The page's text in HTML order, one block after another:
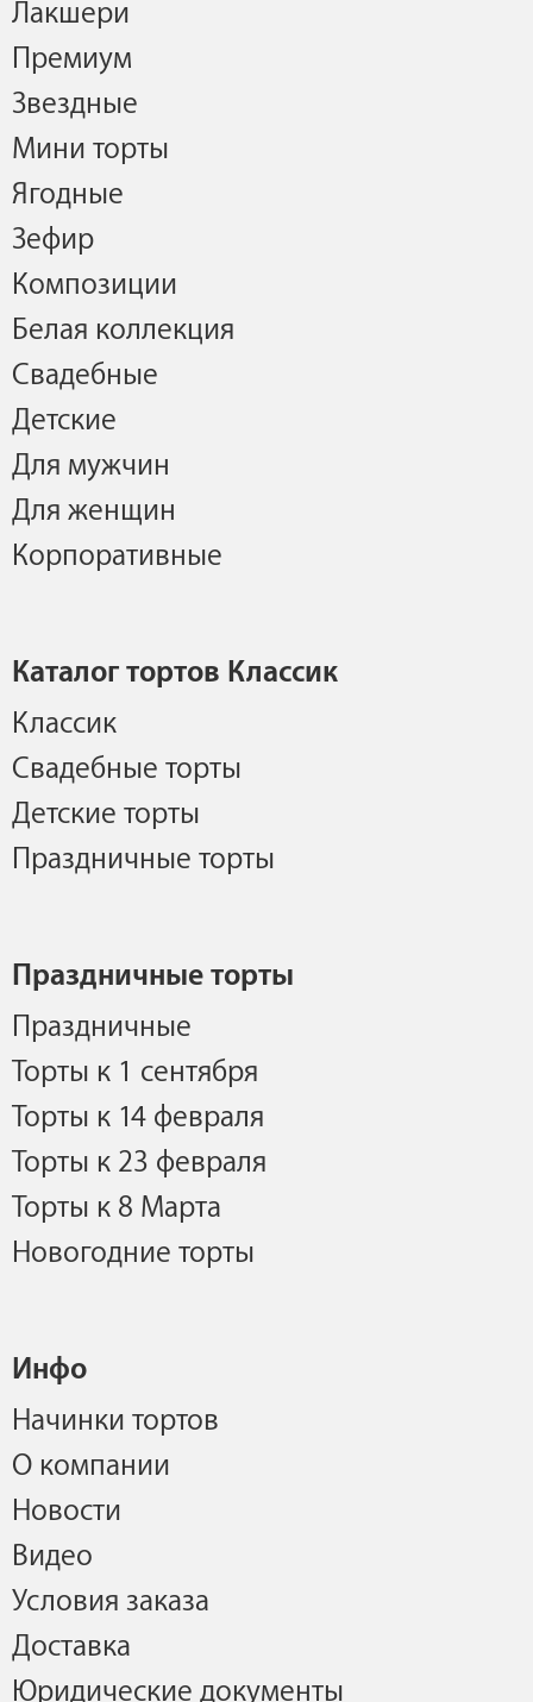
Лакшери
Премиум
Звездные
Мини торты
Ягодные
Зефир
Композиции
Белая коллекция
Свадебные
Детские
Для мужчин
Для женщин
Корпоративные
Каталог тортов Классик
Классик
Свадебные торты
Детские торты
Праздничные торты
Праздничные торты
Праздничные
Торты к 1 сентября
Торты к 14 февраля
Торты к 23 февраля
Торты к 8 Марта
Новогодние торты
Инфо
Начинки тортов
О компании
Новости
Видео
Условия заказа
Доставка
Юридические документы